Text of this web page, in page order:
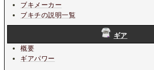
ブキメーカー
ブキチの説明一覧
ギア
概要
ギアパワー